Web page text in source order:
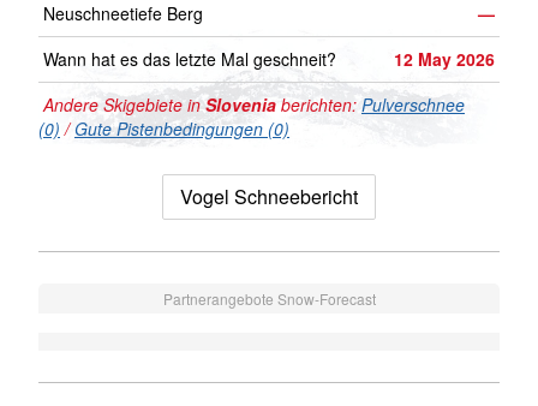
Neuschneetiefe Berg
—
Wann hat es das letzte Mal geschneit?
12 May 2026
Andere Skigebiete inSlovenia berichten: Pulverschnee
(0) /Gute Pistenbedingungen (0)
Vogel Schneebericht
Partnerangebote Snow-Forecast